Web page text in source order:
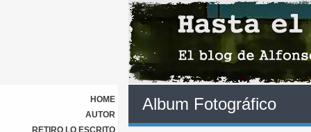
HOME
AUTOR
RETIRO LO ESCRITO
Album Fotográfico